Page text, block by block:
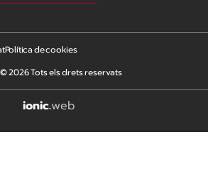
© 2026 Tots els drets reservats
Política de cookies
ionic.web